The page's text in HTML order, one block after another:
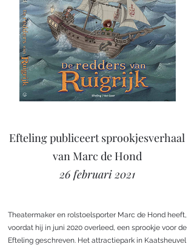
Efteling publiceert sprookjesverhaal
van Marc de Hond
26 februari 2021
Theatermaker en rolstoelsporter Marc de Hond heeft,
voordat hij in juni 2020 overleed, een sprookje voor de
Efteling geschreven. Het attractiepark in Kaatsheuvel